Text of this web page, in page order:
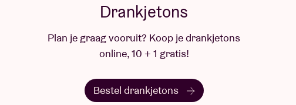
Drankjetons
Plan je graag vooruit? Koop je drankjetons
online, 10 + 1 gratis!
Bestel drankjetons